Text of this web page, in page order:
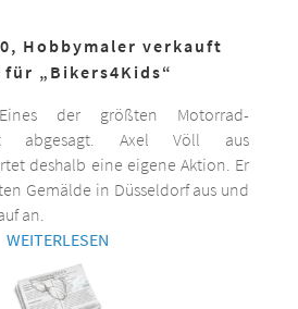
Hobbymaler verkauft
„Bikers4Kids“
Eines der größten Motorrad-
abgesagt. Axel Völl aus
deshalb eine eigene Aktion. Er
Gemälde in Düsseldorf aus und
an.
WEITERLESEN